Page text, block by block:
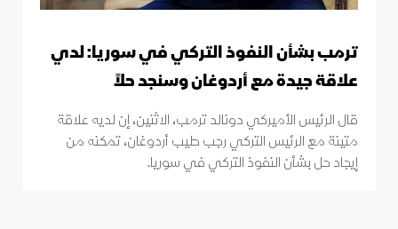
ترمب بشأن النفوذ التركي في سوريا: لدي
علاقة جيدة مع أردوغان وسنجد حلاً
قال الرئيس الأميركي دونالد ترمب، الاثنين، إن لديه علاقة
متينة مع الرئيس التركي رجب طيب أردوغان، تمكنه من
إيجاد حل بشأن النفوذ التركي في سوريا.